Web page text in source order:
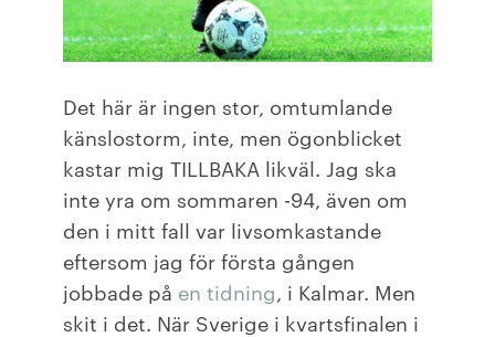
Det här är ingen stor, omtumlande
känslostorm, inte, men ögonblicket
kastar mig TILLBAKA likväl. Jag ska
inte yra om sommaren -94, även om
den i mitt fall var livsomkastande
eftersom jag för första gången
jobbade på en tidning , i Kalmar. Men
skit i det. När Sverige i kvartsfinalen i